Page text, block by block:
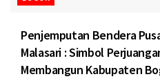
Penjemputan Bendera
Malasari : Simbol
Membangun Kabupaten